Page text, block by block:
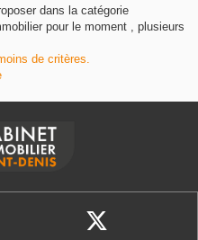
dans la catégorie
pour le moment , plusieurs
de critères.